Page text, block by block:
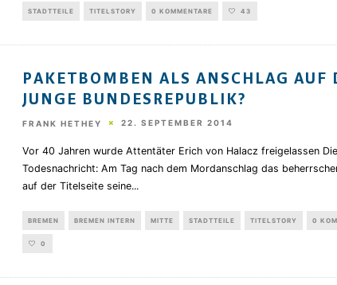
STADTTEILE TITELSTORY 0 KOMMENTARE 43
PAKETBOMBEN ALS ANSCHLAG AUF
JUNGE BUNDESREPUBLIK?
FRANK HETHEY 22. SEPTEMBER 2014
Vor 40 Jahren wurde Attentäter Erich von Halacz freigelassen Die
Todesnachricht: Am Tag nach dem Mordanschlag das
auf der Titelseite seine...
BREMEN BREMEN INTERN MITTE STADTTEILE TITELSTORY 0
0